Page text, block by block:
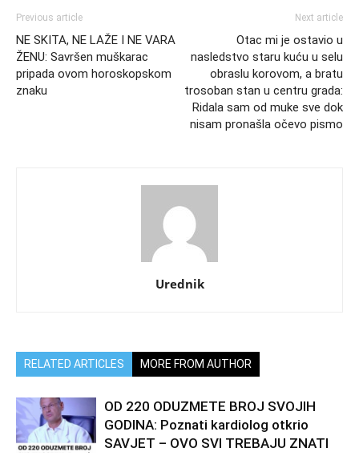
Previous article
NE SKITA, NE LAŽE I NE VARA
ŽENU: Savršen muškarac
pripada ovom horoskopskom
znaku
Next article
Otac mi je ostavio u
nasledstvo staru kuću u selu
obraslu korovom, a bratu
trosoban stan u centru grada:
Ridala sam od muke sve dok
nisam pronašla očevo pismo
Urednik
RELATED ARTICLES MORE FROM AUTHOR
OD 220 ODUZMETE BROJ SVOJIH
GODINA: Poznati kardiolog otkrio
SAVJET – OVO SVI TREBAJU ZNATI